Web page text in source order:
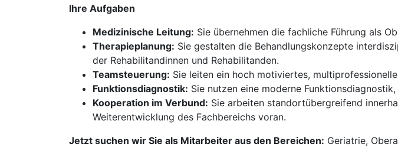
Ihre Aufgaben
Medizinische Leitung: Sie übernehmen die fachliche Führung als
Therapieplanung: Sie gestalten die Behandlungskonzepte
der Rehabilitandinnen und Rehabilitanden.
Teamsteuerung: Sie leiten ein hoch motiviertes,
Funktionsdiagnostik: Sie nutzen eine moderne
Kooperation im Verbund: Sie arbeiten standortübergreifend
Weiterentwicklung des Fachbereichs voran.
Jetzt suchen wir Sie als Mitarbeiter aus den Bereichen: Geriatrie,